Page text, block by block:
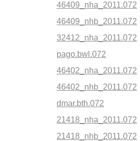
46409_nha_2011.072
46409_nhb_2011.072
32412_nha_2011.072
pago.bwl.072
46402_nha_2011.072
46402_nhb_2011.072
dmar.bth.072
21418_nha_2011.072
21418_nhb_2011.072